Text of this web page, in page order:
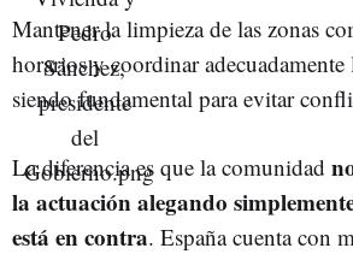
Mantener la limpieza de las zonas
horarios y coordinar
siendo fundamental para evitar
La diferencia es que la comunidad
la actuación alegando
está en contra. España cuenta con